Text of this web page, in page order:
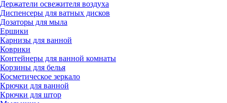
Держатели освежителя воздуха
Диспенсеры для ватных дисков
Дозаторы для мыла
Ершики
Карнизы для ванной
Коврики
Контейнеры для ванной комнаты
Корзины для белья
Косметическое зеркало
Крючки для ванной
Крючки для штор